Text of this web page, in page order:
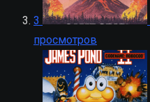
3
просмотров